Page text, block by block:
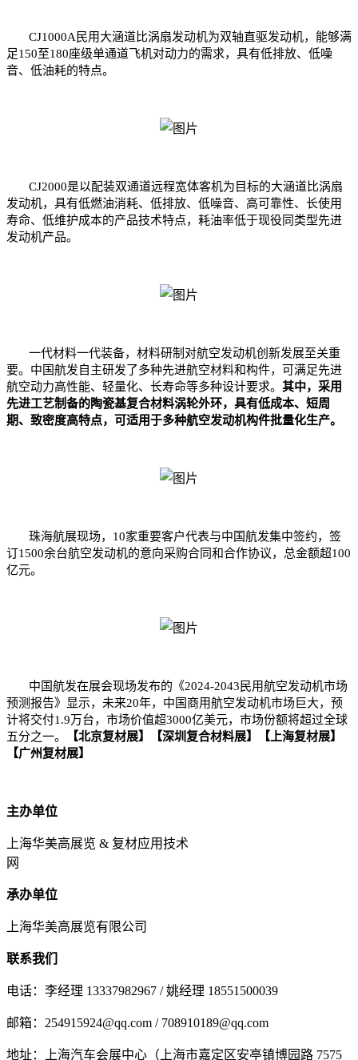
CJ1000A民用大涵道比涡扇发动机为双轴直驱发动机，能够满
足150至180座级单通道飞机对动力的需求，具有低排放、低噪
音、低油耗的特点。
CJ2000是以配装双通道远程宽体客机为目标的大涵道比涡扇
发动机，具有低燃油消耗、低排放、低噪音、高可靠性、长使用
寿命、低维护成本的产品技术特点，耗油率低于现役同类型先进
发动机产品。
一代材料一代装备，材料研制对航空发动机创新发展至关重
要。中国航发自主研发了多种先进航空材料和构件，可满足先进
航空动力高性能、轻量化、长寿命等多种设计要求。 其中，采用
先进工艺制备的陶瓷基复合材料涡轮外环，具有低成本、短周
期、致密度高特点，可适用于多种航空发动机构件批量化生产。
珠海航展现场，10家重要客户代表与中国航发集中签约，签
订1500余台航空发动机的意向采购合同和合作协议，总金额超100
亿元。
中国航发在展会现场发布的《2024-2043民用航空发动机市场
预测报告》显示，未来20年，中国商用航空发动机市场巨大，预
计将交付1.9万台，市场价值超3000亿美元，市场份额将超过全球
五分之一。
【北京复材展】【深圳复合材料展】【上海复材展】
【广州复材展】
主办单位
上海华美高展览 & 复材应用技术
网
承办单位
上海华美高展览有限公司
联系我们
电话：李经理 13337982967 / 姚经理 18551500039
邮箱：254915924@qq.com / 708910189@qq.com
地址：上海汽车会展中心（上海市嘉定区安亭镇博园路 7575